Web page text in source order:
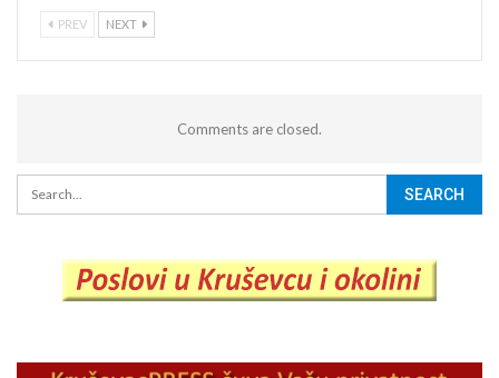
PREV NEXT
Comments are closed.